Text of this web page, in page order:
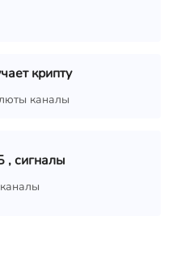
крипту
каналы
, сигналы